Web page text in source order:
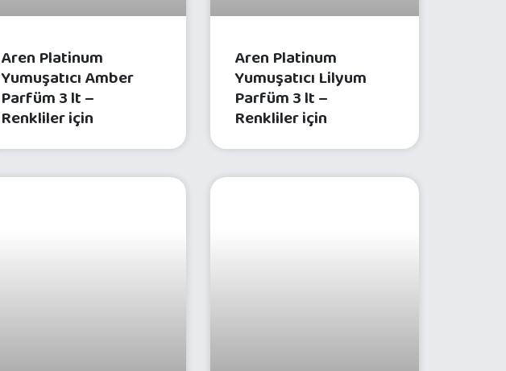
Aren Platinum
Yumuşatıcı Amber
Parfüm 3 lt –
Renkliler için
Aren Platinum
Yumuşatıcı Lilyum
Parfüm 3 lt –
Renkliler için